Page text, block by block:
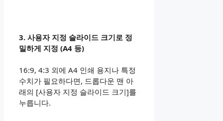
3. 사용자 지정 슬라이드 크기로 정
밀하게 지정 (A4 등)
16:9, 4:3 외에 A4 인쇄 용지나 특정
수치가 필요하다면, 드롭다운 맨 아
래의 [사용자 지정 슬라이드 크기]를
누릅니다.